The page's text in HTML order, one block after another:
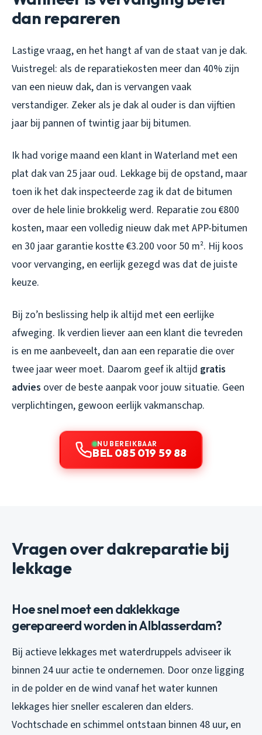
dan repareren
Lastige vraag, en het hangt af van de staat van je dak.
Vuistregel: als de reparatiekosten meer dan 40% zijn
van een nieuw dak, dan is vervangen vaak
verstandiger. Zeker als je dak al ouder is dan vijftien
jaar bij pannen of twintig jaar bij bitumen.
Ik had vorige maand een klant in Waterland met een
plat dak van 25 jaar oud. Lekkage bij de opstand, maar
toen ik het dak inspecteerde zag ik dat de bitumen
over de hele linie brokkelig werd. Reparatie zou €800
kosten, maar een volledig nieuw dak met APP-bitumen
en 30 jaar garantie kostte €3.200 voor 50 m². Hij koos
voor vervanging, en eerlijk gezegd was dat de juiste
keuze.
Bij zo’n beslissing help ik altijd met een eerlijke
afweging. Ik verdien liever aan een klant die tevreden
is en me aanbeveelt, dan aan een reparatie die over
twee jaar weer moet. Daarom geef ik altijd gratis
advies over de beste aanpak voor jouw situatie. Geen
verplichtingen, gewoon eerlijk vakmanschap.
NU BEREIKBAAR
BEL 085 019 59 88
Vragen over dakreparatie bij
lekkage
Hoe snel moet een daklekkage
gerepareerd worden in Alblasserdam?
Bij actieve lekkages met waterdruppels adviseer ik
binnen 24 uur actie te ondernemen. Door onze ligging
in de polder en de wind vanaf het water kunnen
lekkages hier sneller escaleren dan elders.
Vochtschade en schimmel ontstaan binnen 48 uur, en